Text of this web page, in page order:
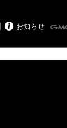
 お知らせ